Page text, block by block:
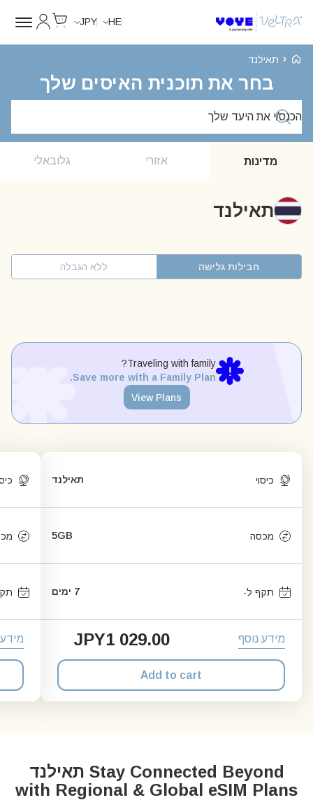
HE
JPY
Voye Homepage
תאילנד
בחר את תוכנית האיסים שלך
חפש חבילות
מדינות אזורי גלובאלי
תאילנד
חבילות גלישה ללא הגבלה
Traveling with family?
Save more with a Family Plan.
View Plans
כיסוי תאילנד
מכסה 5GB
תקף ל- 7 ימים
מידע נוסף JPY1 029.00
Add to cart
Stay Connected Beyond תאילנד
with Regional & Global eSIM Plans